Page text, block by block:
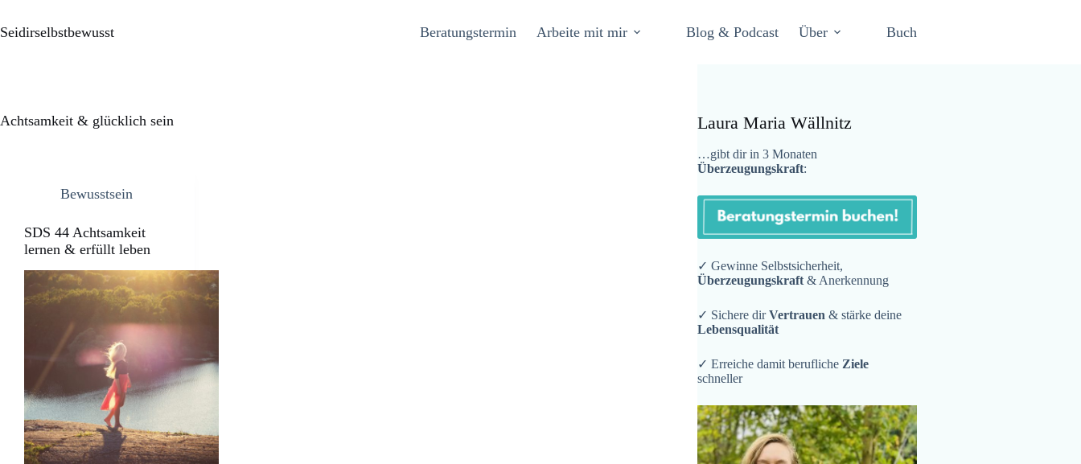
Seidirselbstbewusst Beratungstermin Arbeite mit mir Blog & Podcast Über Buch
Achtsamkeit & glücklich sein
Bewusstsein
SDS 44 Achtsamkeit
lernen & erfüllt leben
Laura Maria Wällnitz
…gibt dir in 3 Monaten
Überzeugungskraft:
✓ Gewinne Selbstsicherheit,
Überzeugungskraft & Anerkennung
✓ Sichere dirVertrauen & stärke deine
Lebensqualität
✓ Erreiche damit berufliche Ziele
schneller